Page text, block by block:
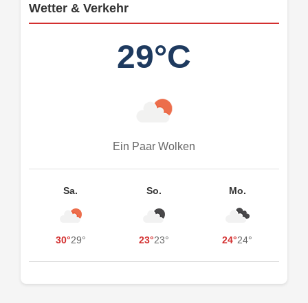
Wetter & Verkehr
29°C
Ein Paar Wolken
Sa.
30°29°
So.
23°23°
Mo.
24°24°